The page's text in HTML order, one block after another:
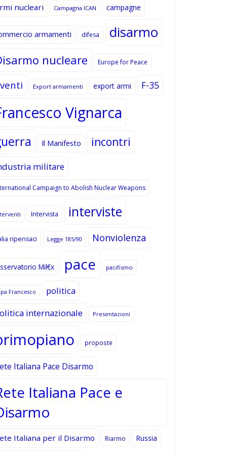
nucleari Campagna ICAN campagne
armamenti difesa disarmo
nucleare Europe for Peace
Export armamenti export armi F-35
Vignarca
Il Manifesto incontri
militare
Campaign to Abolish Nuclear Weapons
Intervista interviste
ripensaci Legge 185/90 Nonviolenza
Mil€x pace pacifismo
Francesco
politica
internazionale
Presentazioni
proposte
Italiana Pace Disarmo
Italiana Pace e
Italiana per il Disarmo Riarmo Russia